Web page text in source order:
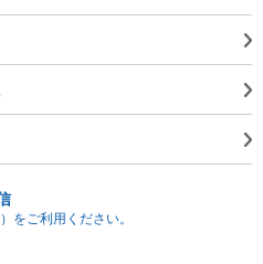
をご利用ください。